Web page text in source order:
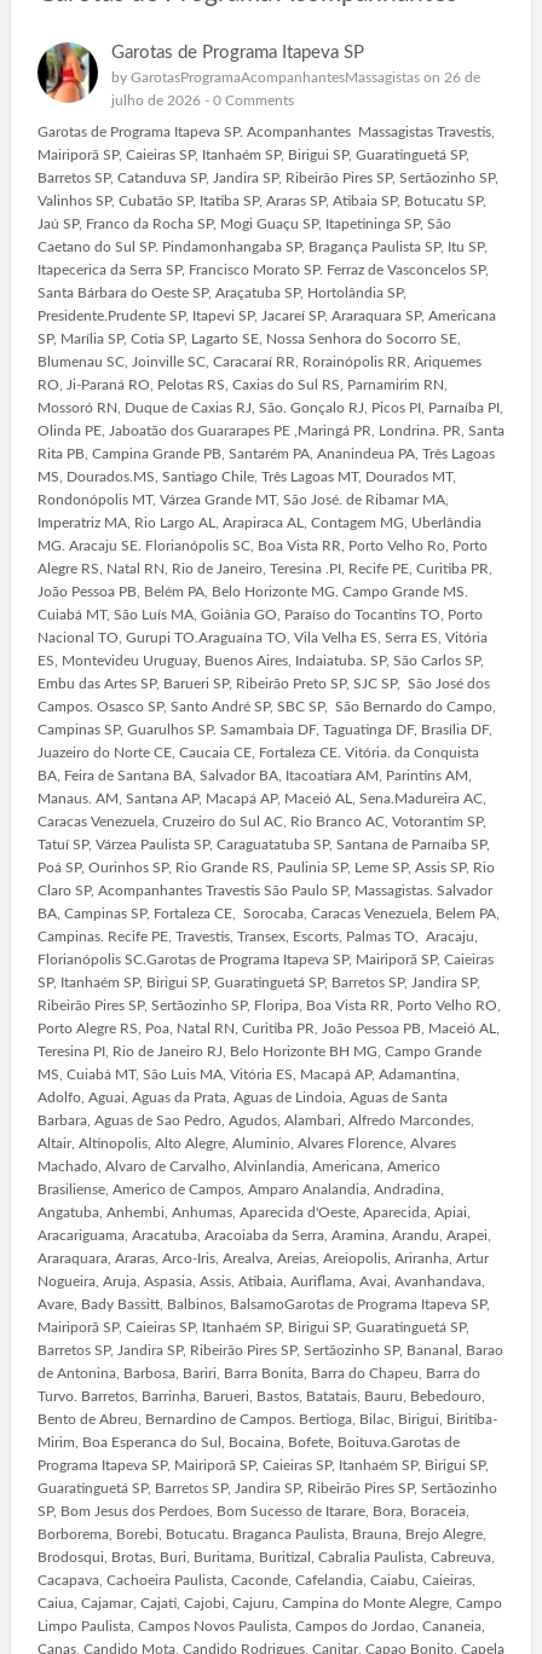
Garotas de Programa Itapeva SP
by GarotasProgramaAcompanhantesMassagistason 26 de
julho de 2026 - 0 Comments
Garotas de Programa Itapeva SP. Acompanhantes Massagistas Travestis,
Mairiporã SP, Caieiras SP, Itanhaém SP, Birigui SP, Guaratinguetá SP,
Barretos SP, Catanduva SP, Jandira SP, Ribeirão Pires SP, Sertãozinho SP,
Valinhos SP, Cubatão SP, Itatiba SP, Araras SP, Atibaia SP, Botucatu SP,
Jaú SP, Franco da Rocha SP, Mogi Guaçu SP, Itapetininga SP, São
Caetano do Sul SP. Pindamonhangaba SP, Bragança Paulista SP, Itu SP,
Itapecerica da Serra SP, Francisco Morato SP. Ferraz de Vasconcelos SP,
Santa Bárbara do Oeste SP, Araçatuba SP, Hortolândia SP,
Presidente.Prudente SP, Itapevi SP, Jacareí SP, Araraquara SP, Americana
SP, Marília SP, Cotia SP, Lagarto SE, Nossa Senhora do Socorro SE,
Blumenau SC, Joinville SC, Caracaraí RR, Rorainópolis RR, Ariquemes
RO, Ji-Paraná RO, Pelotas RS, Caxias do Sul RS, Parnamirim RN,
Mossoró RN, Duque de Caxias RJ, São. Gonçalo RJ, Picos PI, Parnaíba PI,
Olinda PE, Jaboatão dos Guararapes PE ,Maringá PR, Londrina. PR, Santa
Rita PB, Campina Grande PB, Santarém PA, Ananindeua PA, Três Lagoas
MS, Dourados.MS, Santiago Chile, Três Lagoas MT, Dourados MT,
Rondonópolis MT, Várzea Grande MT, São José. de Ribamar MA,
Imperatriz MA, Rio Largo AL, Arapiraca AL, Contagem MG, Uberlândia
MG. Aracaju SE. Florianópolis SC, Boa Vista RR, Porto Velho Ro, Porto
Alegre RS, Natal RN, Rio de Janeiro, Teresina .PI, Recife PE, Curitiba PR,
João Pessoa PB, Belém PA, Belo Horizonte MG. Campo Grande MS.
Cuiabá MT, São Luís MA, Goiânia GO, Paraíso do Tocantins TO, Porto
Nacional TO, Gurupi TO.Araguaína TO, Vila Velha ES, Serra ES, Vitória
ES, Montevideu Uruguay, Buenos Aires, Indaiatuba. SP, São Carlos SP,
Embu das Artes SP, Barueri SP, Ribeirão Preto SP, SJC SP, São José dos
Campos. Osasco SP, Santo André SP, SBC SP, São Bernardo do Campo,
Campinas SP, Guarulhos SP. Samambaia DF, Taguatinga DF, Brasília DF,
Juazeiro do Norte CE, Caucaia CE, Fortaleza CE. Vitória. da Conquista
BA, Feira de Santana BA, Salvador BA, Itacoatiara AM, Parintins AM,
Manaus. AM, Santana AP, Macapá AP, Maceió AL, Sena.Madureira AC,
Caracas Venezuela, Cruzeiro do Sul AC, Rio Branco AC, Votorantim SP,
Tatuí SP, Várzea Paulista SP, Caraguatatuba SP, Santana de Parnaíba SP,
Poá SP, Ourinhos SP, Rio Grande RS, Paulinia SP, Leme SP, Assis SP, Rio
Claro SP, Acompanhantes Travestis São Paulo SP, Massagistas. Salvador
BA, Campinas SP, Fortaleza CE, Sorocaba, Caracas Venezuela, Belem PA,
Campinas. Recife PE, Travestis, Transex, Escorts, Palmas TO, Aracaju,
Florianópolis SC.Garotas de Programa Itapeva SP, Mairiporã SP, Caieiras
SP, Itanhaém SP, Birigui SP, Guaratinguetá SP, Barretos SP, Jandira SP,
Ribeirão Pires SP, Sertãozinho SP, Floripa, Boa Vista RR, Porto Velho RO,
Porto Alegre RS, Poa, Natal RN, Curitiba PR, João Pessoa PB, Maceió AL,
Teresina PI, Rio de Janeiro RJ, Belo Horizonte BH MG, Campo Grande
MS, Cuiabá MT, São Luis MA, Vitória ES, Macapá AP, Adamantina,
Adolfo, Aguai, Aguas da Prata, Aguas de Lindoia, Aguas de Santa
Barbara, Aguas de Sao Pedro, Agudos, Alambari, Alfredo Marcondes,
Altair, Altinopolis, Alto Alegre, Aluminio, Alvares Florence, Alvares
Machado, Alvaro de Carvalho, Alvinlandia, Americana, Americo
Brasiliense, Americo de Campos, Amparo Analandia, Andradina,
Angatuba, Anhembi, Anhumas, Aparecida d'Oeste, Aparecida, Apiai,
Aracariguama, Aracatuba, Aracoiaba da Serra, Aramina, Arandu, Arapei,
Araraquara, Araras, Arco-Iris, Arealva, Areias, Areiopolis, Ariranha, Artur
Nogueira, Aruja, Aspasia, Assis, Atibaia, Auriflama, Avai, Avanhandava,
Avare, Bady Bassitt, Balbinos, BalsamoGarotas de Programa Itapeva SP,
Mairiporã SP, Caieiras SP, Itanhaém SP, Birigui SP, Guaratinguetá SP,
Barretos SP, Jandira SP, Ribeirão Pires SP, Sertãozinho SP, Bananal, Barao
de Antonina, Barbosa, Bariri, Barra Bonita, Barra do Chapeu, Barra do
Turvo. Barretos, Barrinha, Barueri, Bastos, Batatais, Bauru, Bebedouro,
Bento de Abreu, Bernardino de Campos. Bertioga, Bilac, Birigui, Biritiba-
Mirim, Boa Esperanca do Sul, Bocaina, Bofete, Boituva.Garotas de
Programa Itapeva SP, Mairiporã SP, Caieiras SP, Itanhaém SP, Birigui SP,
Guaratinguetá SP, Barretos SP, Jandira SP, Ribeirão Pires SP, Sertãozinho
SP, Bom Jesus dos Perdoes, Bom Sucesso de Itarare, Bora, Boraceia,
Borborema, Borebi, Botucatu. Braganca Paulista, Brauna, Brejo Alegre,
Brodosqui, Brotas, Buri, Buritama, Buritizal, Cabralia Paulista, Cabreuva,
Cacapava, Cachoeira Paulista, Caconde, Cafelandia, Caiabu, Caieiras,
Caiua, Cajamar, Cajati, Cajobi, Cajuru, Campina do Monte Alegre, Campo
Limpo Paulista, Campos Novos Paulista, Campos do Jordao, Cananeia,
Canas, Candido Mota, Candido Rodrigues, Canitar, Capao Bonito, Capela